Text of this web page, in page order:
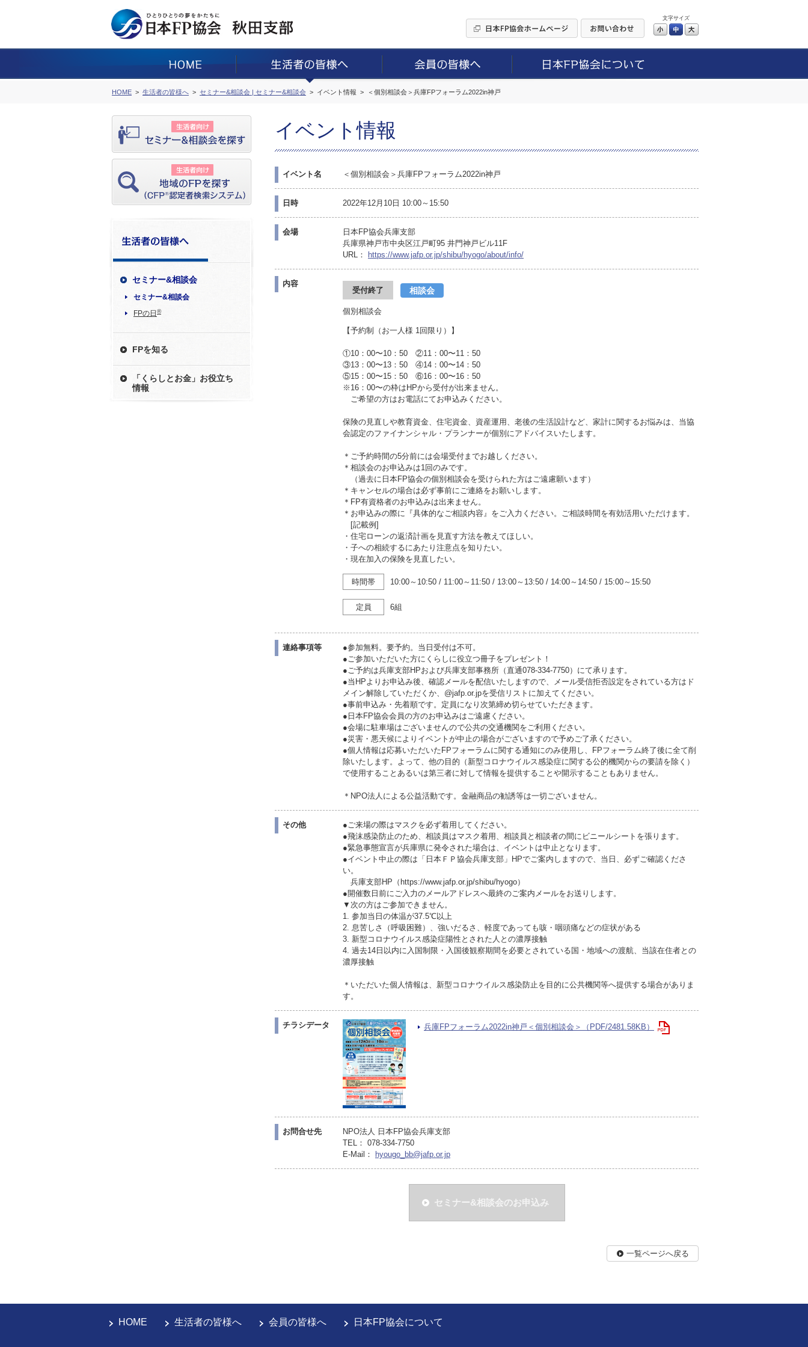
文字サイズ
小 中
HOME 生活者の皆様へ セミナー&相談会 | セミナー&相談会 イベント情報 ＜個別相談会＞兵庫FPフォーラム2022in神戸
セミナー&相談会
セミナー&相談会
FPの日 ®
FPを知る
「くらしとお金」お役立ち
情報
イベント情報
イベント名 ＜個別相談会＞兵庫FPフォーラム2022in神戸
日時 2022年12月10日 10:00～15:50
会場
日本FP協会兵庫支部
兵庫県神戸市中央区江戸町95 井門神戸ビル11F
URL：
https://www.jafp.or.jp/shibu/hyogo/about/info/
内容
受付終了 相談会
個別相談会
【予約制（お一人様 1回限り）】
①10：00〜10：50 ②11：00〜11：50
③13：00〜13：50 ④14：00〜14：50
⑤15：00〜15：50 ⑥16：00〜16：50
※16：00〜の枠はHPから受付が出来ません。
ご希望の方はお電話にてお申込みください。
保険の見直しや教育資金、住宅資金、資産運用、老後の生活設計など、家計に関するお悩みは、当協
会認定のファイナンシャル・プランナーが個別にアドバイスいたします。
＊ご予約時間の5分前には会場受付までお越しください。
＊相談会のお申込みは1回のみです。
（過去に日本FP協会の個別相談会を受けられた方はご遠慮願います）
＊キャンセルの場合は必ず事前にご連絡をお願いします。
＊FP有資格者のお申込みは出来ません。
＊お申込みの際に『具体的なご相談内容』をご入力ください。ご相談時間を有効活用いただけます。
[記載例]
・住宅ローンの返済計画を見直す方法を教えてほしい。
・子への相続するにあたり注意点を知りたい。
・現在加入の保険を見直したい。
時間帯 10:00～10:50 / 11:00～11:50 / 13:00～13:50 / 14:00～14:50 / 15:00～15:50
定員 6組
連絡事項等
●参加無料。要予約。当日受付は不可。
●ご参加いただいた方にくらしに役立つ冊子をプレゼント！
●ご予約は兵庫支部HPおよび兵庫支部事務所（直通078-334-7750）にて承ります。
●当HPよりお申込み後、確認メールを配信いたしますので、メール受信拒否設定をされている方はド
メイン解除していただくか、@jafp.or.jpを受信リストに加えてください。
●事前申込み・先着順です。定員になり次第締め切らせていただきます。
●日本FP協会会員の方のお申込みはご遠慮ください。
●会場に駐車場はございませんので公共の交通機関をご利用ください。
●災害・悪天候によりイベントが中止の場合がございますので予めご了承ください。
●個人情報は応募いただいたFPフォーラムに関する通知にのみ使用し、FPフォーラム終了後に全て削
除いたします。よって、他の目的（新型コロナウイルス感染症に関する公的機関からの要請を除く）
で使用することあるいは第三者に対して情報を提供することや開示することもありません。
＊NPO法人による公益活動です。金融商品の勧誘等は一切ございません。
その他
●ご来場の際はマスクを必ず着用してください。
●飛沫感染防止のため、相談員はマスク着用、相談員と相談者の間にビニールシートを張ります。
●緊急事態宣言が兵庫県に発令された場合は、イベントは中止となります。
●イベント中止の際は「日本ＦＰ協会兵庫支部」HPでご案内しますので、当日、必ずご確認くださ
い。
兵庫支部HP（https://www.jafp.or.jp/shibu/hyogo）
●開催数日前にご入力のメールアドレスへ最終のご案内メールをお送りします。
▼次の方はご参加できません。
1. 参加当日の体温が37.5℃以上
2. 息苦しさ（呼吸困難）、強いだるさ、軽度であっても咳・咽頭痛などの症状がある
3. 新型コロナウイルス感染症陽性とされた人との濃厚接触
4. 過去14日以内に入国制限・入国後観察期間を必要とされている国・地域への渡航、当該在住者との
濃厚接触
＊いただいた個人情報は、新型コロナウイルス感染防止を目的に公共機関等へ提供する場合がありま
す。
チラシデータ 兵庫FPフォーラム2022in神戸＜個別相談会＞（PDF/2481.58KB）
お問合せ先
NPO法人 日本FP協会兵庫支部
TEL： 078-334-7750
E-Mail：
hyougo_bb@jafp.or.jp
セミナー&相談会のお申込み
一覧ページへ戻る
HOME 生活者の皆様へ 会員の皆様へ 日本FP協会について